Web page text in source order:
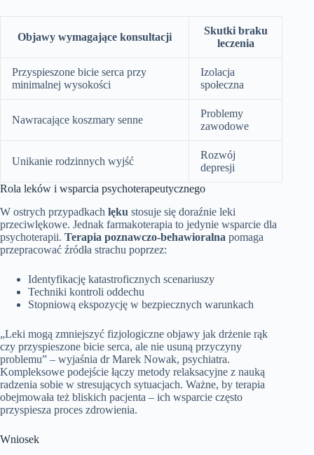
Objawy wymagające konsultacji
Skutki braku
leczenia
Przyspieszone bicie serca przy
minimalnej wysokości
Izolacja
społeczna
Nawracające koszmary senne
Problemy
zawodowe
Unikanie rodzinnych wyjść
Rozwój
depresji
Rola leków i wsparcia psychoterapeutycznego
W ostrych przypadkach lęku stosuje się doraźnie leki
przeciwlękowe. Jednak farmakoterapia to jedynie wsparcie dla
psychoterapii. Terapia poznawczo-behawioralna pomaga
przepracować źródła strachu poprzez:
Identyfikację katastroficznych scenariuszy
Techniki kontroli oddechu
Stopniową ekspozycję w bezpiecznych warunkach
„Leki mogą zmniejszyć fizjologiczne objawy jak drżenie rąk
czy przyspieszone bicie serca, ale nie usuną przyczyny
problemu” – wyjaśnia dr Marek Nowak, psychiatra.
Kompleksowe podejście łączy metody relaksacyjne z nauką
radzenia sobie w stresujących sytuacjach. Ważne, by terapia
obejmowała też bliskich pacjenta – ich wsparcie często
przyspiesza proces zdrowienia.
Wniosek